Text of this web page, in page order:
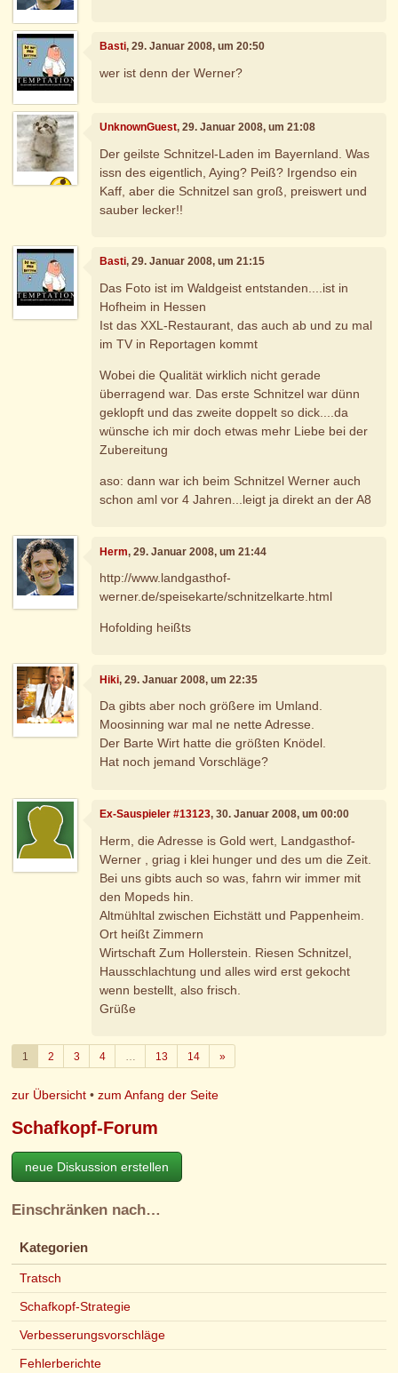
Basti, 29. Januar 2008, um 20:50
wer ist denn der Werner?
UnknownGuest, 29. Januar 2008, um 21:08
Der geilste Schnitzel-Laden im Bayernland. Was
issn des eigentlich, Aying? Peiß? Irgendso ein
Kaff, aber die Schnitzel san groß, preiswert und
sauber lecker!!
Basti, 29. Januar 2008, um 21:15
Das Foto ist im Waldgeist entstanden....ist in
Hofheim in Hessen
Ist das XXL-Restaurant, das auch ab und zu mal
im TV in Reportagen kommt
Wobei die Qualität wirklich nicht gerade
überragend war. Das erste Schnitzel war dünn
geklopft und das zweite doppelt so dick....da
wünsche ich mir doch etwas mehr Liebe bei der
Zubereitung
aso: dann war ich beim Schnitzel Werner auch
schon aml vor 4 Jahren...leigt ja direkt an der A8
Herm, 29. Januar 2008, um 21:44
http://www.landgasthof-
werner.de/speisekarte/schnitzelkarte.html
Hofolding heißts
Hiki, 29. Januar 2008, um 22:35
Da gibts aber noch größere im Umland.
Moosinning war mal ne nette Adresse.
Der Barte Wirt hatte die größten Knödel.
Hat noch jemand Vorschläge?
Ex-Sauspieler #13123, 30. Januar 2008, um 00:00
Herm, die Adresse is Gold wert, Landgasthof-
Werner , griag i klei hunger und des um die Zeit.
Bei uns gibts auch so was, fahrn wir immer mit
den Mopeds hin.
Altmühltal zwischen Eichstätt und Pappenheim.
Ort heißt Zimmern
Wirtschaft Zum Hollerstein. Riesen Schnitzel,
Hausschlachtung und alles wird erst gekocht
wenn bestellt, also frisch.
Grüße
1 2 3 4 13 14 »Weiter
zur Übersicht •zum Anfang der Seite
Schafkopf-Forum
neue Diskussion erstellen
Einschränken nach…
Kategorien
Tratsch
Schafkopf-Strategie
Verbesserungsvorschläge
Fehlerberichte